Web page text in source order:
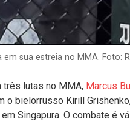
em sua estreia no MMA. Foto:
três lutas no MMA, Marcus
o bielorrusso Kirill
Singapura. O combate é